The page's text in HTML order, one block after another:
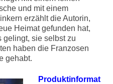
und mit einem
erzählt die Autorin,
Heimat gefunden hat,
gelingt, sie selbst zu
haben die Franzosen
gehabt.
Produktinformat